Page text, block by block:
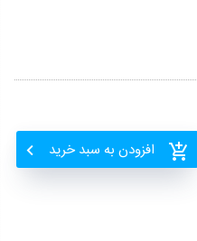
افزودن به سبد خرید